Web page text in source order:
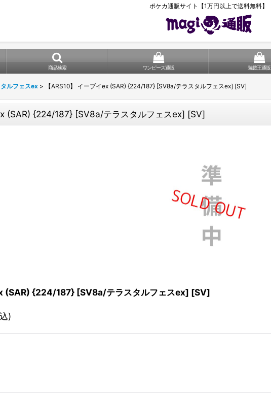
ポケカ通販サイト【1万円以上で送料無料】
商品検索 ワンピース通販 遊戯王通販
ルフェスex > 【ARS10】 イーブイex (SAR) {224/187} [SV8a/テラスタルフェスex] [SV]
(SAR) {224/187} [SV8a/テラスタルフェスex] [SV]
(SAR) {224/187} [SV8a/テラスタルフェスex] [SV]
)